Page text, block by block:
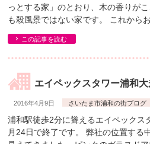
っとする家」のとおり、木の香りが
も殺風景ではない家です。 これから
この記事を読む
エイペックスタワー浦和
2016年4月9日 さいたま市浦和の街ブログ
浦和駅徒歩2分に聳えるエイペックス
月24日で終了です。 弊社の位置する